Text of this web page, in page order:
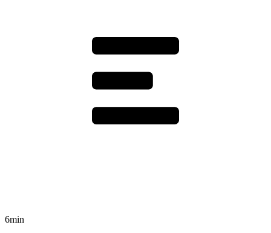
6min